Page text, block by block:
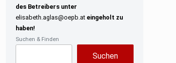
des Betreibers unter
elisabeth.aglas@oepb.ateingeholt zu
haben!
Suchen & Finden
Suchen